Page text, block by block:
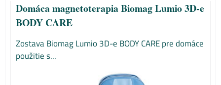
Domáca magnetoterapia Biomag Lumio 3D-e
BODY CARE
Zostava Biomag Lumio 3D-e BODY CARE pre domáce
použitie s...